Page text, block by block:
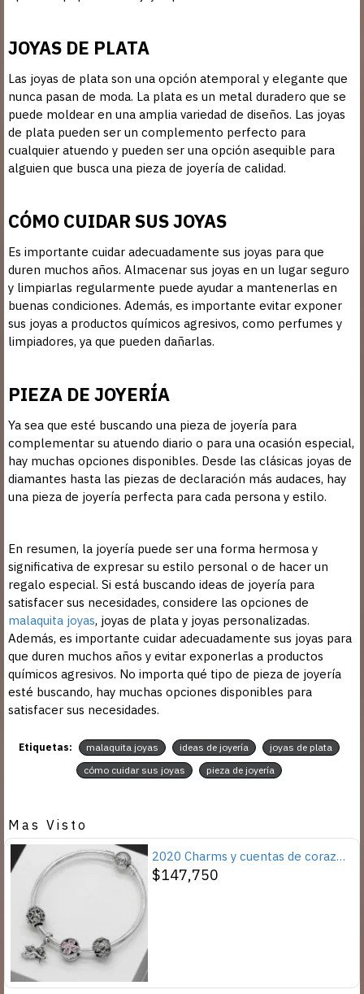
JOYAS DE PLATA
Las joyas de plata son una opción atemporal y elegante que
nunca pasan de moda. La plata es un metal duradero que se
puede moldear en una amplia variedad de diseños. Las joyas
de plata pueden ser un complemento perfecto para
cualquier atuendo y pueden ser una opción asequible para
alguien que busca una pieza de joyería de calidad.
CÓMO CUIDAR SUS JOYAS
Es importante cuidar adecuadamente sus joyas para que
duren muchos años. Almacenar sus joyas en un lugar seguro
y limpiarlas regularmente puede ayudar a mantenerlas en
buenas condiciones. Además, es importante evitar exponer
sus joyas a productos químicos agresivos, como perfumes y
limpiadores, ya que pueden dañarlas.
PIEZA DE JOYERÍA
Ya sea que esté buscando una pieza de joyería para
complementar su atuendo diario o para una ocasión especial,
hay muchas opciones disponibles. Desde las clásicas joyas de
diamantes hasta las piezas de declaración más audaces, hay
una pieza de joyería perfecta para cada persona y estilo.
En resumen, la joyería puede ser una forma hermosa y
significativa de expresar su estilo personal o de hacer un
regalo especial. Si está buscando ideas de joyería para
satisfacer sus necesidades, considere las opciones de
malaquita joyas, joyas de plata y joyas personalizadas.
Además, es importante cuidar adecuadamente sus joyas para
que duren muchos años y evitar exponerlas a productos
químicos agresivos. No importa qué tipo de pieza de joyería
esté buscando, hay muchas opciones disponibles para
satisfacer sus necesidades.
Etiquetas: malaquita joyas ideas de joyería
joyas de plata
cómo cuidar sus joyas
pieza de joyería
Mas Visto
2020 Charms y cuentas de corazón, pulseras románticas de Cupido de circón rosa, joyería DIY, corazones en toda la prenda
$147,750